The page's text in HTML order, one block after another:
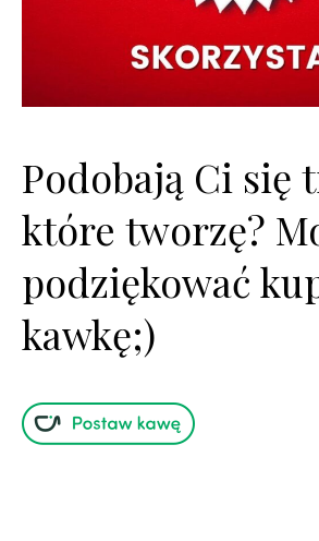
Podobają Ci się
które tworzę?
podziękować
kawkę;)